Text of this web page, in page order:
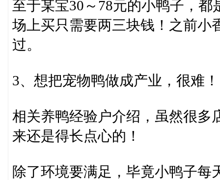
至于某宝30～78元的小鸭子，
场上买只需要两三块钱！之前小
过。
3、想把宠物鸭做成产业，很难！
相关养鸭经验户介绍，虽然很多
来还是得长点心的！
除了环境要满足，毕竟小鸭子每